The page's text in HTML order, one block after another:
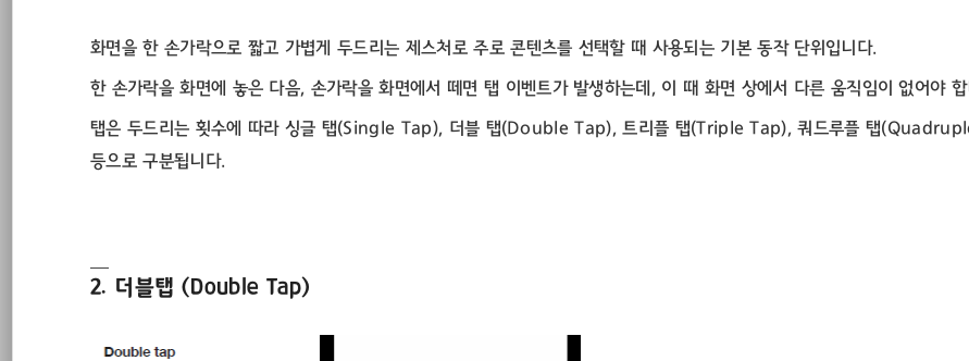
화면을 한 손가락으로 짧고 가볍게 두드리는 제스처로 주로 콘텐츠를 선택할 때 사용되는 기본 동작 단위입니다.
한 손가락을 화면에 놓은 다음, 손가락을 화면에서 떼면 탭 이벤트가 발생하는데, 이 때 화면 상에서 다른 움직임이 없어야 합
탭은 두드리는 횟수에 따라 싱글 탭(Single Tap), 더블 탭(Double Tap), 트리플 탭(Triple Tap), 쿼드루플 탭
등으로 구분됩니다.
2. 더블탭 (Double Tap)